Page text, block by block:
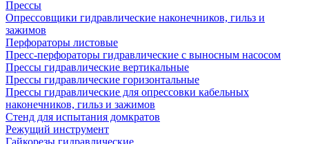
Прессы
Опрессовщики гидравлические наконечников, гильз и
зажимов
Перфораторы листовые
Пресс-перфораторы гидравлические с выносным насосом
Прессы гидравлические вертикальные
Прессы гидравлические горизонтальные
Прессы гидравлические для опрессовки кабельных
наконечников, гильз и зажимов
Стенд для испытания домкратов
Режущий инструмент
Гайкорезы гидравлические